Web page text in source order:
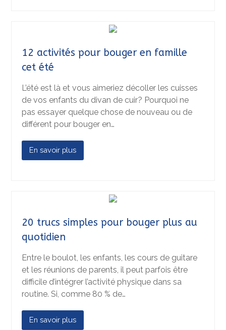
12 activités pour bouger en famille
cet été
L’été est là et vous aimeriez décoller les cuisses
de vos enfants du divan de cuir? Pourquoi ne
pas essayer quelque chose de nouveau ou de
différent pour bouger en…
En savoir plus
20 trucs simples pour bouger plus au
quotidien
Entre le boulot, les enfants, les cours de guitare
et les réunions de parents, il peut parfois être
difficile d’intégrer l’activité physique dans sa
routine. Si, comme 80 % de…
En savoir plus